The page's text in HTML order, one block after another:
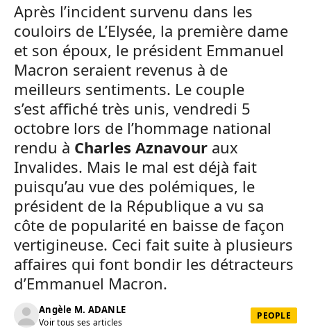
Après l’incident survenu dans les
couloirs de L’Elysée, la première dame
et son époux, le président Emmanuel
Macron seraient revenus à de
meilleurs sentiments. Le couple
s’est affiché très unis, vendredi 5
octobre lors de l’hommage national
rendu à Charles Aznavour aux
Invalides. Mais le mal est déjà fait
puisqu’au vue des polémiques, le
président de la République a vu sa
côte de popularité en baisse de façon
vertigineuse. Ceci fait suite à plusieurs
affaires qui font bondir les détracteurs
d’Emmanuel Macron.
Angèle M. ADANLE
Voir tous ses articles
PEOPLE